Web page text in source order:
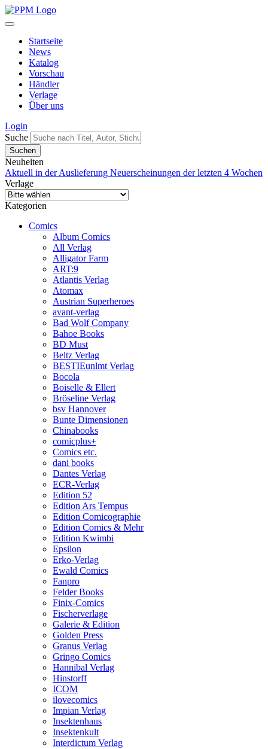
Startseite
News
Katalog
Vorschau
Händler
Verlage
Über uns
Login
Suche
Neuheiten
Aktuell in der Auslieferung Neuerscheinungen der letzten 4 Wochen
Verlage
Kategorien
Comics
Album Comics
All Verlag
Alligator Farm
ART:9
Atlantis Verlag
Atomax
Austrian Superheroes
avant-verlag
Bad Wolf Company
Bahoe Books
BD Must
Beltz Verlag
BESTIEunlmt Verlag
Bocola
Boiselle & Ellert
Bröseline Verlag
bsv Hannover
Bunte Dimensionen
Chinabooks
comicplus+
Comics etc.
dani books
Dantes Verlag
ECR-Verlag
Edition 52
Edition Ars Tempus
Edition Comicographie
Edition Comics & Mehr
Edition Kwimbi
Epsilon
Erko-Verlag
Ewald Comics
Fanpro
Felder Books
Finix-Comics
Fischerverlage
Galerie & Edition
Golden Press
Granus Verlag
Gringo Comics
Hannibal Verlag
Hinstorff
ICOM
ilovecomics
Impian Verlag
Insektenhaus
Insektenkult
Interdictum Verlag